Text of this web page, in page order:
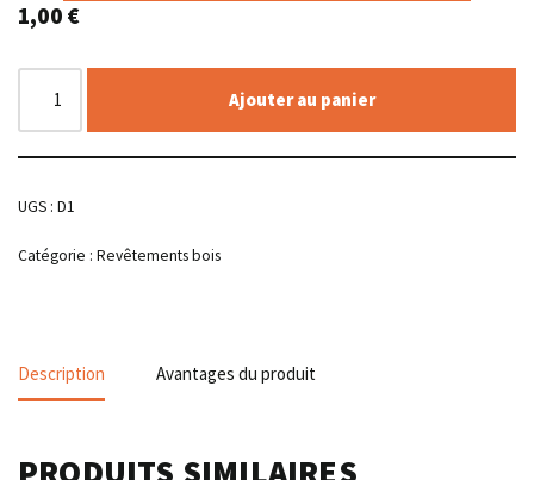
1,00 €
Ajouter au panier
UGS : D1
Catégorie : Revêtements bois
Description Avantages du produit
PRODUITS SIMILAIRES